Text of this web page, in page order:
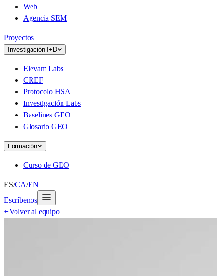
Web
Agencia SEM
Proyectos
Investigación I+D
Elevam Labs
CREF
Protocolo HSA
Investigación Labs
Baselines GEO
Glosario GEO
Formación
Curso de GEO
ES/CA/EN
Escríbenos
Volver al equipo